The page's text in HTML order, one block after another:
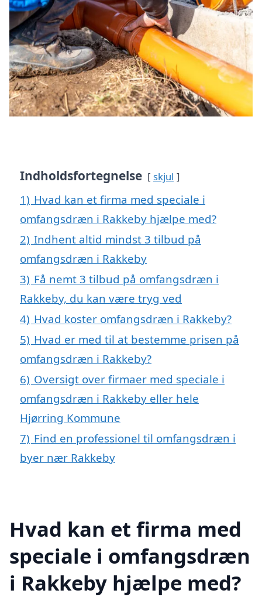
Indholdsfortegnelse skjul
1) Hvad kan et firma med speciale i
omfangsdræn i Rakkeby hjælpe med?
2) Indhent altid mindst 3 tilbud på
omfangsdræn i Rakkeby
3) Få nemt 3 tilbud på omfangsdræn i
Rakkeby, du kan være tryg ved
4) Hvad koster omfangsdræn i Rakkeby?
5) Hvad er med til at bestemme prisen på
omfangsdræn i Rakkeby?
6) Oversigt over firmaer med speciale i
omfangsdræn i Rakkeby eller hele
Hjørring Kommune
7) Find en professionel til omfangsdræn i
byer nær Rakkeby
Hvad kan et firma med
speciale i omfangsdræn
i Rakkeby hjælpe med?